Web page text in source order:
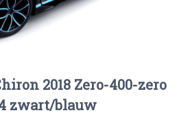
2018 Zero-400-zero
zwart/blauw